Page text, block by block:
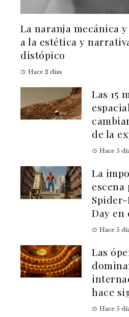
La naranja mecánica
a la estética y
distópico
Hace 2 días
Las 15
de la
Hace 5
La
Day en
Hace 5
Las
hace
Hace 5